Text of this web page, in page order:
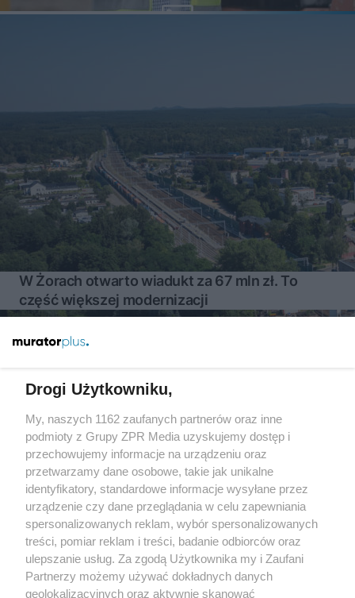
W Żorach otwarto wiadukt za 67 mln zł. To
część większej modernizacji
Żaden utwór zamieszczony w serwisie nie może być powielany i
rozpowszechniany lub dalej rozpowszechniany w jakikolwiek
sposób (w tym także elektroniczny lub mechaniczny) na
jakimkolwiek polu eksploatacji w jakiejkolwiek formie, włącznie z
umieszczaniem w Internecie bez pisemnej zgody właściciela praw.
Jakiekolwiek użycie lub wykorzystanie utworów w całości lub w
części z naruszeniem prawa, tzn. bez właściwej zgody, jest
zabronione pod groźbą kary i może być ścigane prawnie.
Drogi Użytkowniku,
My, naszych 1162 zaufanych partnerów oraz inne
podmioty z Grupy ZPR Media uzyskujemy dostęp i
przechowujemy informacje na urządzeniu oraz
przetwarzamy dane osobowe, takie jak unikalne
identyfikatory, standardowe informacje wysyłane przez
urządzenie czy dane przeglądania w celu zapewniania
spersonalizowanych reklam, wybór spersonalizowanych
treści, pomiar reklam i treści, badanie odbiorców oraz
ulepszanie usług. Za zgodą Użytkownika my i Zaufani
Partnerzy możemy używać dokładnych danych
geolokalizacyjnych oraz aktywnie skanować